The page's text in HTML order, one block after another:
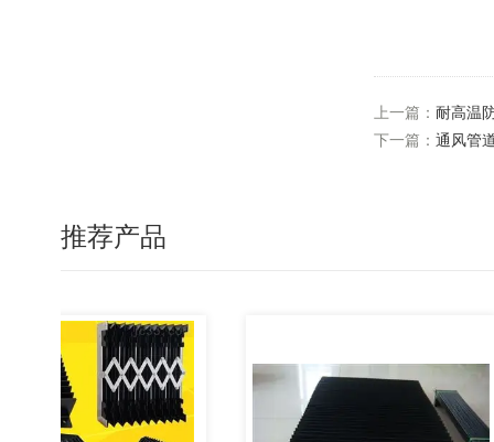
上一篇： 耐高温
下一篇： 通风管
推荐产品